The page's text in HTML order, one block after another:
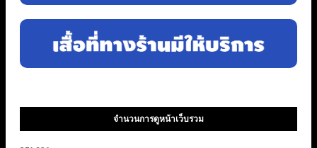
จำนวนการดูหน้าเว็บรวม